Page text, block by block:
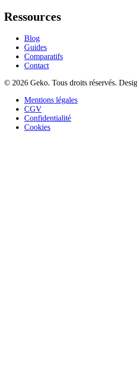
Ressources
Blog
Guides
Comparatifs
Contact
© 2026 Geko. Tous droits réservés.
Mentions légales
CGV
Confidentialité
Cookies